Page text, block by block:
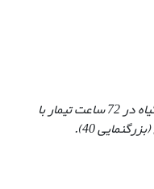
شکل 2: اپیدرم رویی و زیرین برگ گیاه در 72 ساعت تیمار با
40).